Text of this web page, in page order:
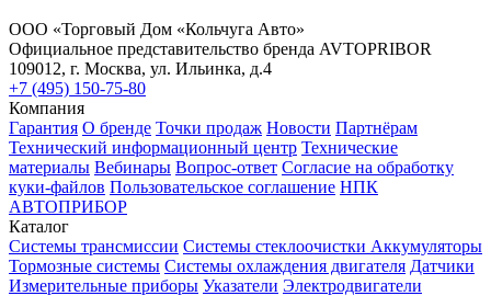
ООО «Торговый Дом «Кольчуга Авто»
Официальное представительство бренда AVTOPRIBOR
109012, г. Москва, ул. Ильинка, д.4
+7 (495) 150-75-80
Компания
Гарантия О бренде Точки продаж Новости Партнёрам
Технический информационный центр Технические
материалы Вебинары Вопрос-ответ Согласие на обработку
куки-файлов Пользовательское соглашение НПК
АВТОПРИБОР
Каталог
Системы трансмиссии Системы стеклоочистки Аккумуляторы
Тормозные системы Системы охлаждения двигателя Датчики
Измерительные приборы Указатели Электродвигатели